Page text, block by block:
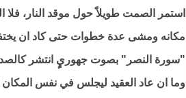
استمر الصمت طويلاً حول موقد النار،
مكانه ومشى عدة خطوات حتى كاد ان
"سورة النصر" بصوت جهوريٍ انتشر
وما ان عاد العقيد ليجلس في نفس المكان